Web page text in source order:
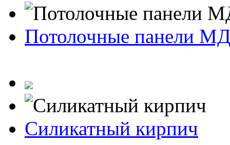
Потолочные панели
Силикатный кирпич